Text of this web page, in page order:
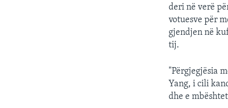
deri në verë
votuesve për
gjendjen në
tij.
"Përgjegjësia
Yang, i cili
dhe e